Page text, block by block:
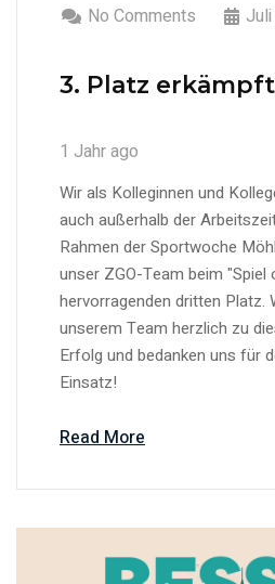
No Comments
3. Platz erkämpft
1 Jahr ago
Wir als Kolleginnen und
auch außerhalb der
Rahmen der Sportwoche
unser ZGO-Team beim "Spiel
hervorragenden dritten Platz.
unserem Team herzlich zu
Erfolg und bedanken uns für
Einsatz!
Read More